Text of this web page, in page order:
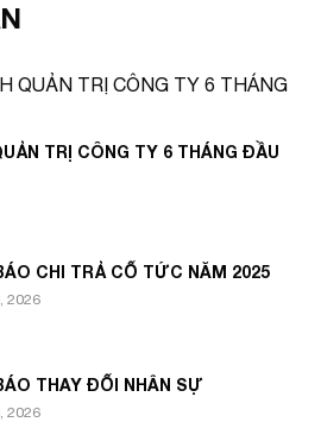
TRỊ CÔNG TY 6 THÁNG ĐẦU
CHI TRẢ CỔ TỨC NĂM 2025
2026
THAY ĐỔI NHÂN SỰ
2026